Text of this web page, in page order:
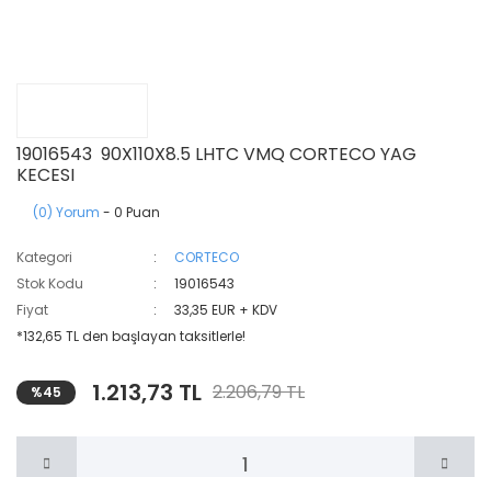
19016543 90X110X8.5 LHTC VMQ CORTECO YAG
KECESI
(0) Yorum - 0 Puan
Kategori
CORTECO
Stok Kodu
19016543
Fiyat
33,35 EUR + KDV
*132,65 TL den başlayan taksitlerle!
%45 1.213,73 TL 2.206,79 TL